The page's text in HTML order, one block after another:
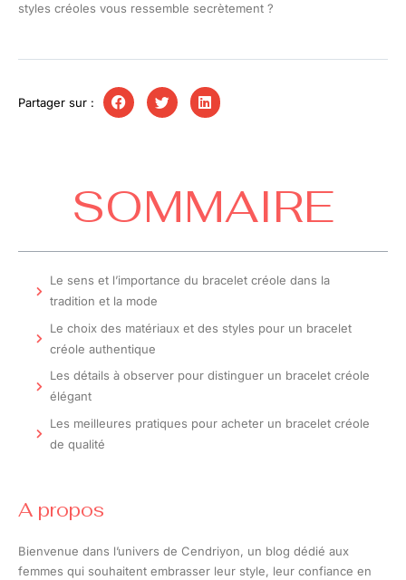
styles créoles vous ressemble secrètement ?
Partager sur :
SOMMAIRE
Le sens et l’importance du bracelet créole dans la
tradition et la mode
Le choix des matériaux et des styles pour un bracelet
créole authentique
Les détails à observer pour distinguer un bracelet créole
élégant
Les meilleures pratiques pour acheter un bracelet créole
de qualité
A propos
Bienvenue dans l’univers de Cendriyon, un blog dédié aux
femmes qui souhaitent embrasser leur style, leur confiance en